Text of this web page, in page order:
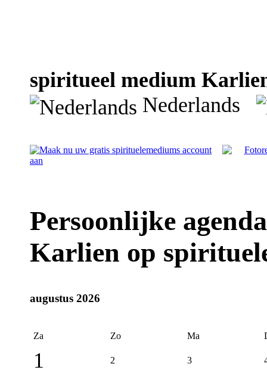
spiritueel medium
Nederlands
Persoonlijke
Karlien op
augustus 2026
Za Zo Ma
1 2 3